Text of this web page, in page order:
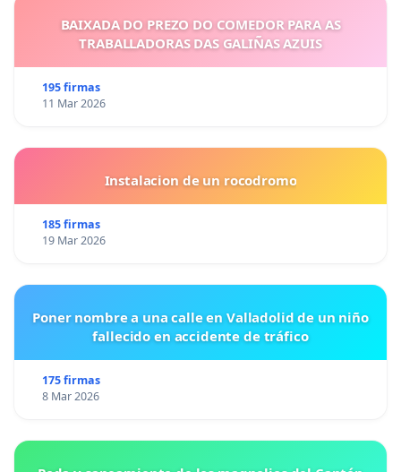
BAIXADA DO PREZO DO COMEDOR PARA AS
TRABALLADORAS DAS GALIÑAS AZUIS
195 firmas
11 Mar 2026
Instalacion de un rocodromo
185 firmas
19 Mar 2026
Poner nombre a una calle en Valladolid de un niño
fallecido en accidente de tráfico
175 firmas
8 Mar 2026